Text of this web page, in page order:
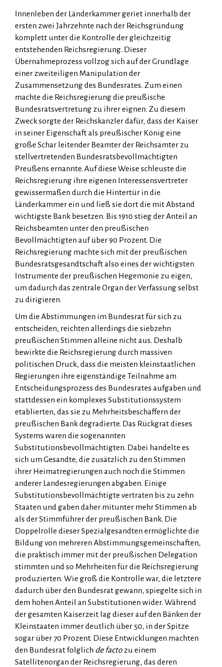
Innenleben der Länderkammer geriet innerhalb der
ersten zwei Jahrzehnte nach der Reichsgründung
komplett unter die Kontrolle der gleichzeitig
entstehenden Reichs­regierung. Dieser
Übernahmeprozess vollzog sich auf der Grundlage
einer zweiteiligen Mani­pu­lation der
Zusammensetzung des Bundesrates. Zum einen
machte die Reichsregierung die preußische
Bundesratsvertretung zu ihrer eignen. Zu diesem
Zweck sorgte der Reichskanzler dafür, dass der Kaiser
in seiner Eigenschaft als preußischer König eine
große Schar leitender Beamter der Reichsämter zu
stellvertretenden Bundesratsbevollmächtigten
Preußens ernannte. Auf diese Weise schleuste die
Reichsregierung ihre eigenen Interessensvertreter
gewissermaßen durch die Hintertür in die
Länderkammer ein und ließ sie dort die mit Abstand
wichtigste Bank besetzen. Bis 1910 stieg der Anteil an
Reichsbeamten unter den preußischen
Bevollmächtigten auf über 90 Prozent. Die
Reichsregierung machte sich mit der preußischen
Bundesratsgesandtschaft also eines der wichtigsten
Instrumente der preußischen Hegemonie zu eigen,
um dadurch das zentrale Organ der Verfassung selbst
zu dirigieren.
Um die Abstimmungen im Bundesrat für sich zu
entscheiden, reichten allerdings die siebzehn
preußischen Stimmen alleine nicht aus. Deshalb
bewirkte die Reichsregierung durch massiven
politischen Druck, dass die meisten kleinstaatlichen
Regierungen ihre eigenständige Teilnahme am
Entscheidungsprozess des Bundesrates aufgaben und
stattdessen ein komplexes Substitutionssystem
etablierten, das sie zu Mehrheitsbeschaffern der
preußischen Bank degradierte. Das Rückgrat dieses
Systems waren die sogenannten
Substitutionsbevollmächtigten. Dabei handelte es
sich um Gesandte, die zusätzlich zu den Stimmen
ihrer Heimatregierungen auch noch die Stimmen
anderer Landesregierungen abgaben. Einige
Substitutionsbevollmächtigte vertraten bis zu zehn
Staaten und gaben daher mitunter mehr Stimmen ab
als der Stimmführer der preußischen Bank. Die
Doppelrolle dieser Spezialgesandten ermöglichte die
Bildung von mehreren Abstimmungsgemeinschaften,
die praktisch immer mit der preußischen Delegation
stimmten und so Mehrheiten für die Reichsregierung
produzierten. Wie groß die Kontrolle war, die letztere
dadurch über den Bundesrat gewann, spiegelte sich in
dem hohen Anteil an Substitutionen wider. Wäh­rend
der gesamten Kai­ser­zeit lag dieser auf den Bän­ken der
Kleinstaaten immer deutlich über 50, in der Spitze
sogar über 70 Prozent. Diese Entwicklungen machten
den Bundesrat folglich de facto zu einem
Satellitenorgan der Reichsregierung, das deren